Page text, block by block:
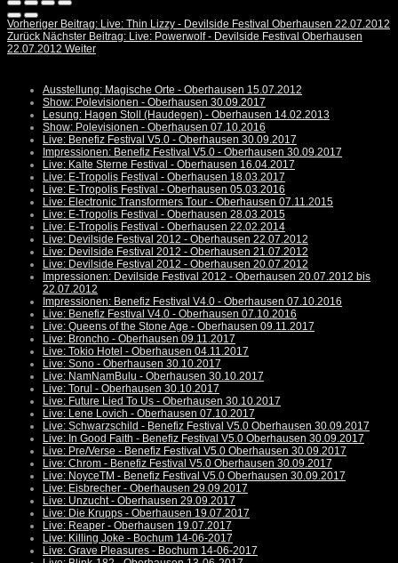
Vorheriger Beitrag: Live: Thin Lizzy - Devilside Festival Oberhausen 22.07.2012
Zurück Nächster Beitrag: Live: Powerwolf - Devilside Festival Oberhausen
22.07.2012 Weiter
Ausstellung: Magische Orte - Oberhausen 15.07.2012
Show: Polevisionen - Oberhausen 30.09.2017
Lesung: Hagen Stoll (Haudegen) - Oberhausen 14.02.2013
Show: Polevisionen - Oberhausen 07.10.2016
Live: Benefiz Festival V5.0 - Oberhausen 30.09.2017
Impressionen: Benefiz Festival V5.0 - Oberhausen 30.09.2017
Live: Kalte Sterne Festival - Oberhausen 16.04.2017
Live: E-Tropolis Festival - Oberhausen 18.03.2017
Live: E-Tropolis Festival - Oberhausen 05.03.2016
Live: Electronic Transformers Tour - Oberhausen 07.11.2015
Live: E-Tropolis Festival - Oberhausen 28.03.2015
Live: E-Tropolis Festival - Oberhausen 22.02.2014
Live: Devilside Festival 2012 - Oberhausen 22.07.2012
Live: Devilside Festival 2012 - Oberhausen 21.07.2012
Live: Devilside Festival 2012 - Oberhausen 20.07.2012
Impressionen: Devilside Festival 2012 - Oberhausen 20.07.2012 bis
22.07.2012
Impressionen: Benefiz Festival V4.0 - Oberhausen 07.10.2016
Live: Benefiz Festival V4.0 - Oberhausen 07.10.2016
Live: Queens of the Stone Age - Oberhausen 09.11.2017
Live: Broncho - Oberhausen 09.11.2017
Live: Tokio Hotel - Oberhausen 04.11.2017
Live: Sono - Oberhausen 30.10.2017
Live: NamNamBulu - Oberhausen 30.10.2017
Live: Torul - Oberhausen 30.10.2017
Live: Future Lied To Us - Oberhausen 30.10.2017
Live: Lene Lovich - Oberhausen 07.10.2017
Live: Schwarzschild - Benefiz Festival V5.0 Oberhausen 30.09.2017
Live: In Good Faith - Benefiz Festival V5.0 Oberhausen 30.09.2017
Live: Pre/Verse - Benefiz Festival V5.0 Oberhausen 30.09.2017
Live: Chrom - Benefiz Festival V5.0 Oberhausen 30.09.2017
Live: NoyceTM - Benefiz Festival V5.0 Oberhausen 30.09.2017
Live: Eisbrecher - Oberhausen 29.09.2017
Live: Unzucht - Oberhausen 29.09.2017
Live: Die Krupps - Oberhausen 19.07.2017
Live: Reaper - Oberhausen 19.07.2017
Live: Killing Joke - Bochum 14-06-2017
Live: Grave Pleasures - Bochum 14-06-2017